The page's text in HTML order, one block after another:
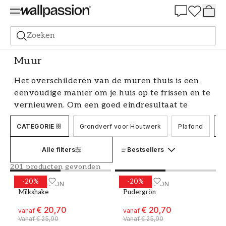
Zoeken
Verf Binnen schilderen Grondverf Muur
Muur
Het overschilderen van de muren thuis is een
eenvoudige manier om je huis op te frissen en te
vernieuwen. Om een goed eindresultaat te
krijgen, is het belangrijk om de juiste grondverf
voor de muur te kiezen. De grondverf zorgt voor
kan hechten. Bij ons vind je een assortiment van
hoogwaardige grondverven voor de muur die je
de beste voorwaarden bieden voor je
schilderproject.
Waarom is grondverf voor de muur
belangrijk?
CATEGORIE Grondverf voor Houtwerk Plafond
Alle filters Bestsellers
201 producten gevonden
-20%
WALLPASSION
Milkshake
vanaf € 20,70
Vanaf € 25,90
Verf - Kleur W70 Milkshake -20%
WALLPASSION
Pudergrön
vanaf € 20,70
Vanaf € 25,90
Verf - Kleur W41